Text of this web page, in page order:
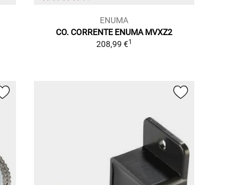
ENUMA
CO. CORRENTE ENUMA MVXZ2
208,99 €1